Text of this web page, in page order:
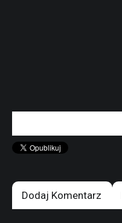
Dodaj Komentarz